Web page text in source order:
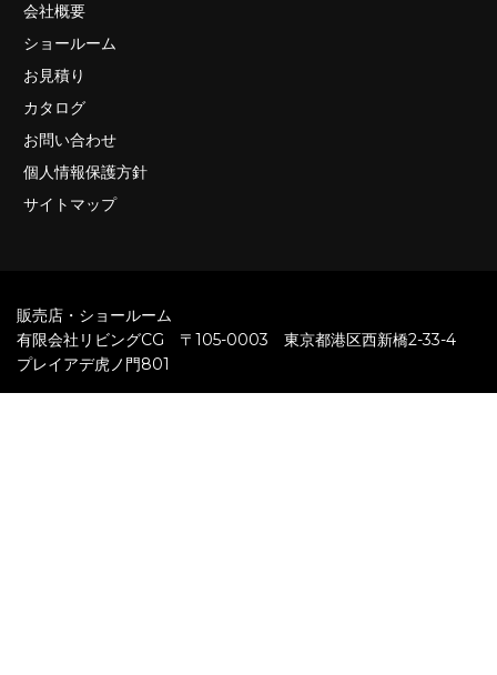
会社概要
ショールーム
お見積り
カタログ
お問い合わせ
個人情報保護方針
サイトマップ
販売店・ショールーム
有限会社リビングCG 〒105-0003 東京都港区西新橋2-33-4
プレイアデ虎ノ門801